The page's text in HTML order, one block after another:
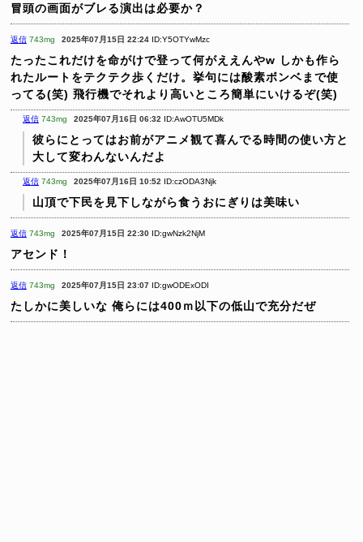
冒頭の画面がブレる演出は必要か？
返信 743mg 2025年07月15日 22:24 ID:Y5OTYwMzc
たったこれだけを命がけで登って何がええんやw しかも作ら
れたルートをテクテク歩くだけ。挙句には酸素ボンベまで使
ってる(笑) 飛行機でそれより高いところ簡単にいけるぞ(笑)
返信 743mg 2025年07月16日 06:32 ID:AwOTU5MDk
彼らにとってはお前がアニメ観て喜んでる時間の使い方と
大して変わんないんだよ
返信 743mg 2025年07月16日 10:52 ID:czODA3Njk
山頂で下民を見下しながら食うおにぎりは美味い
返信 743mg 2025年07月15日 22:30 ID:gwNzk2NjM
アセンド！
返信 743mg 2025年07月15日 23:07 ID:gwODExODI
たしかに美しいな 俺らには400ｍ以下の低山で充分だぜ